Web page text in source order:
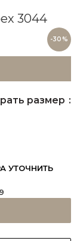
3044
-30%
размер
УТОЧНИТЬ